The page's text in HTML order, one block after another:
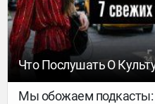
программы для
варианты в одном
проще
Что Послушать О
Мы обожаем подкасты: